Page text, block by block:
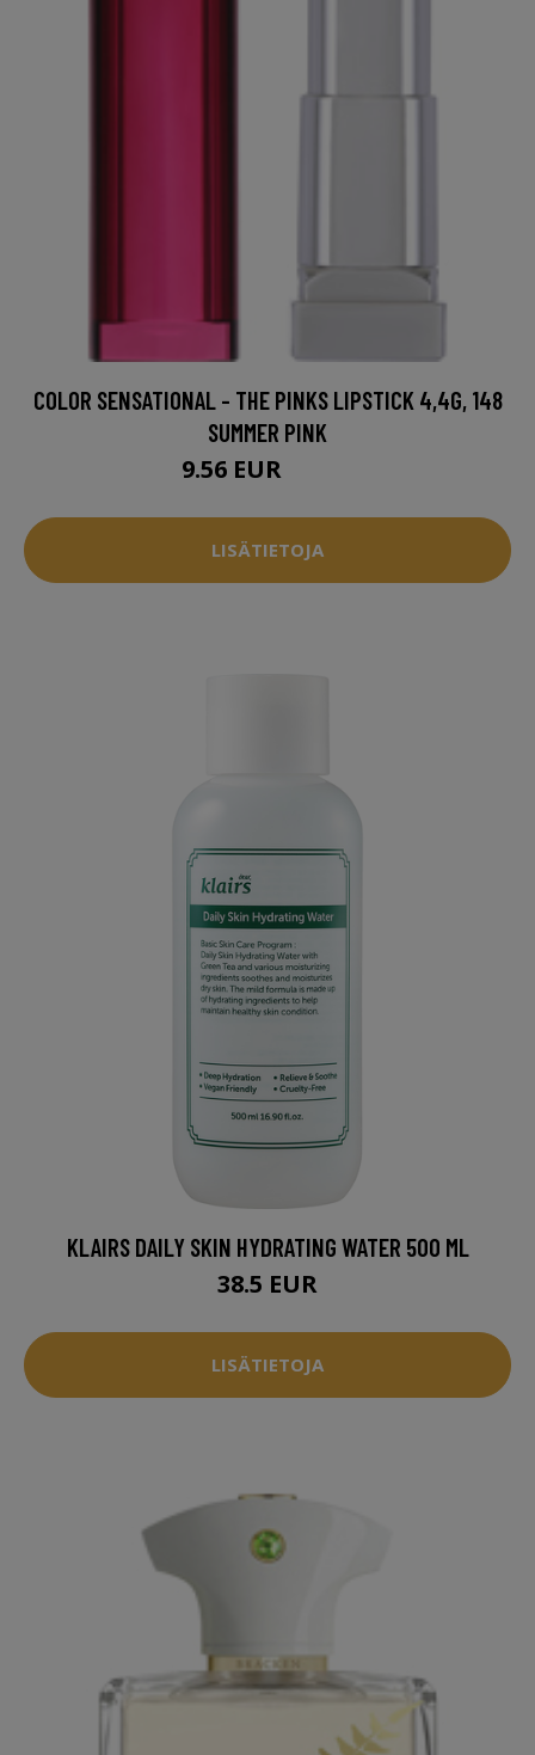
COLOR SENSATIONAL - THE PINKS LIPSTICK 4,4G, 148
SUMMER PINK
9.56 EUR
LISÄTIETOJA
KLAIRS DAILY SKIN HYDRATING WATER 500 ML
38.5 EUR
LISÄTIETOJA